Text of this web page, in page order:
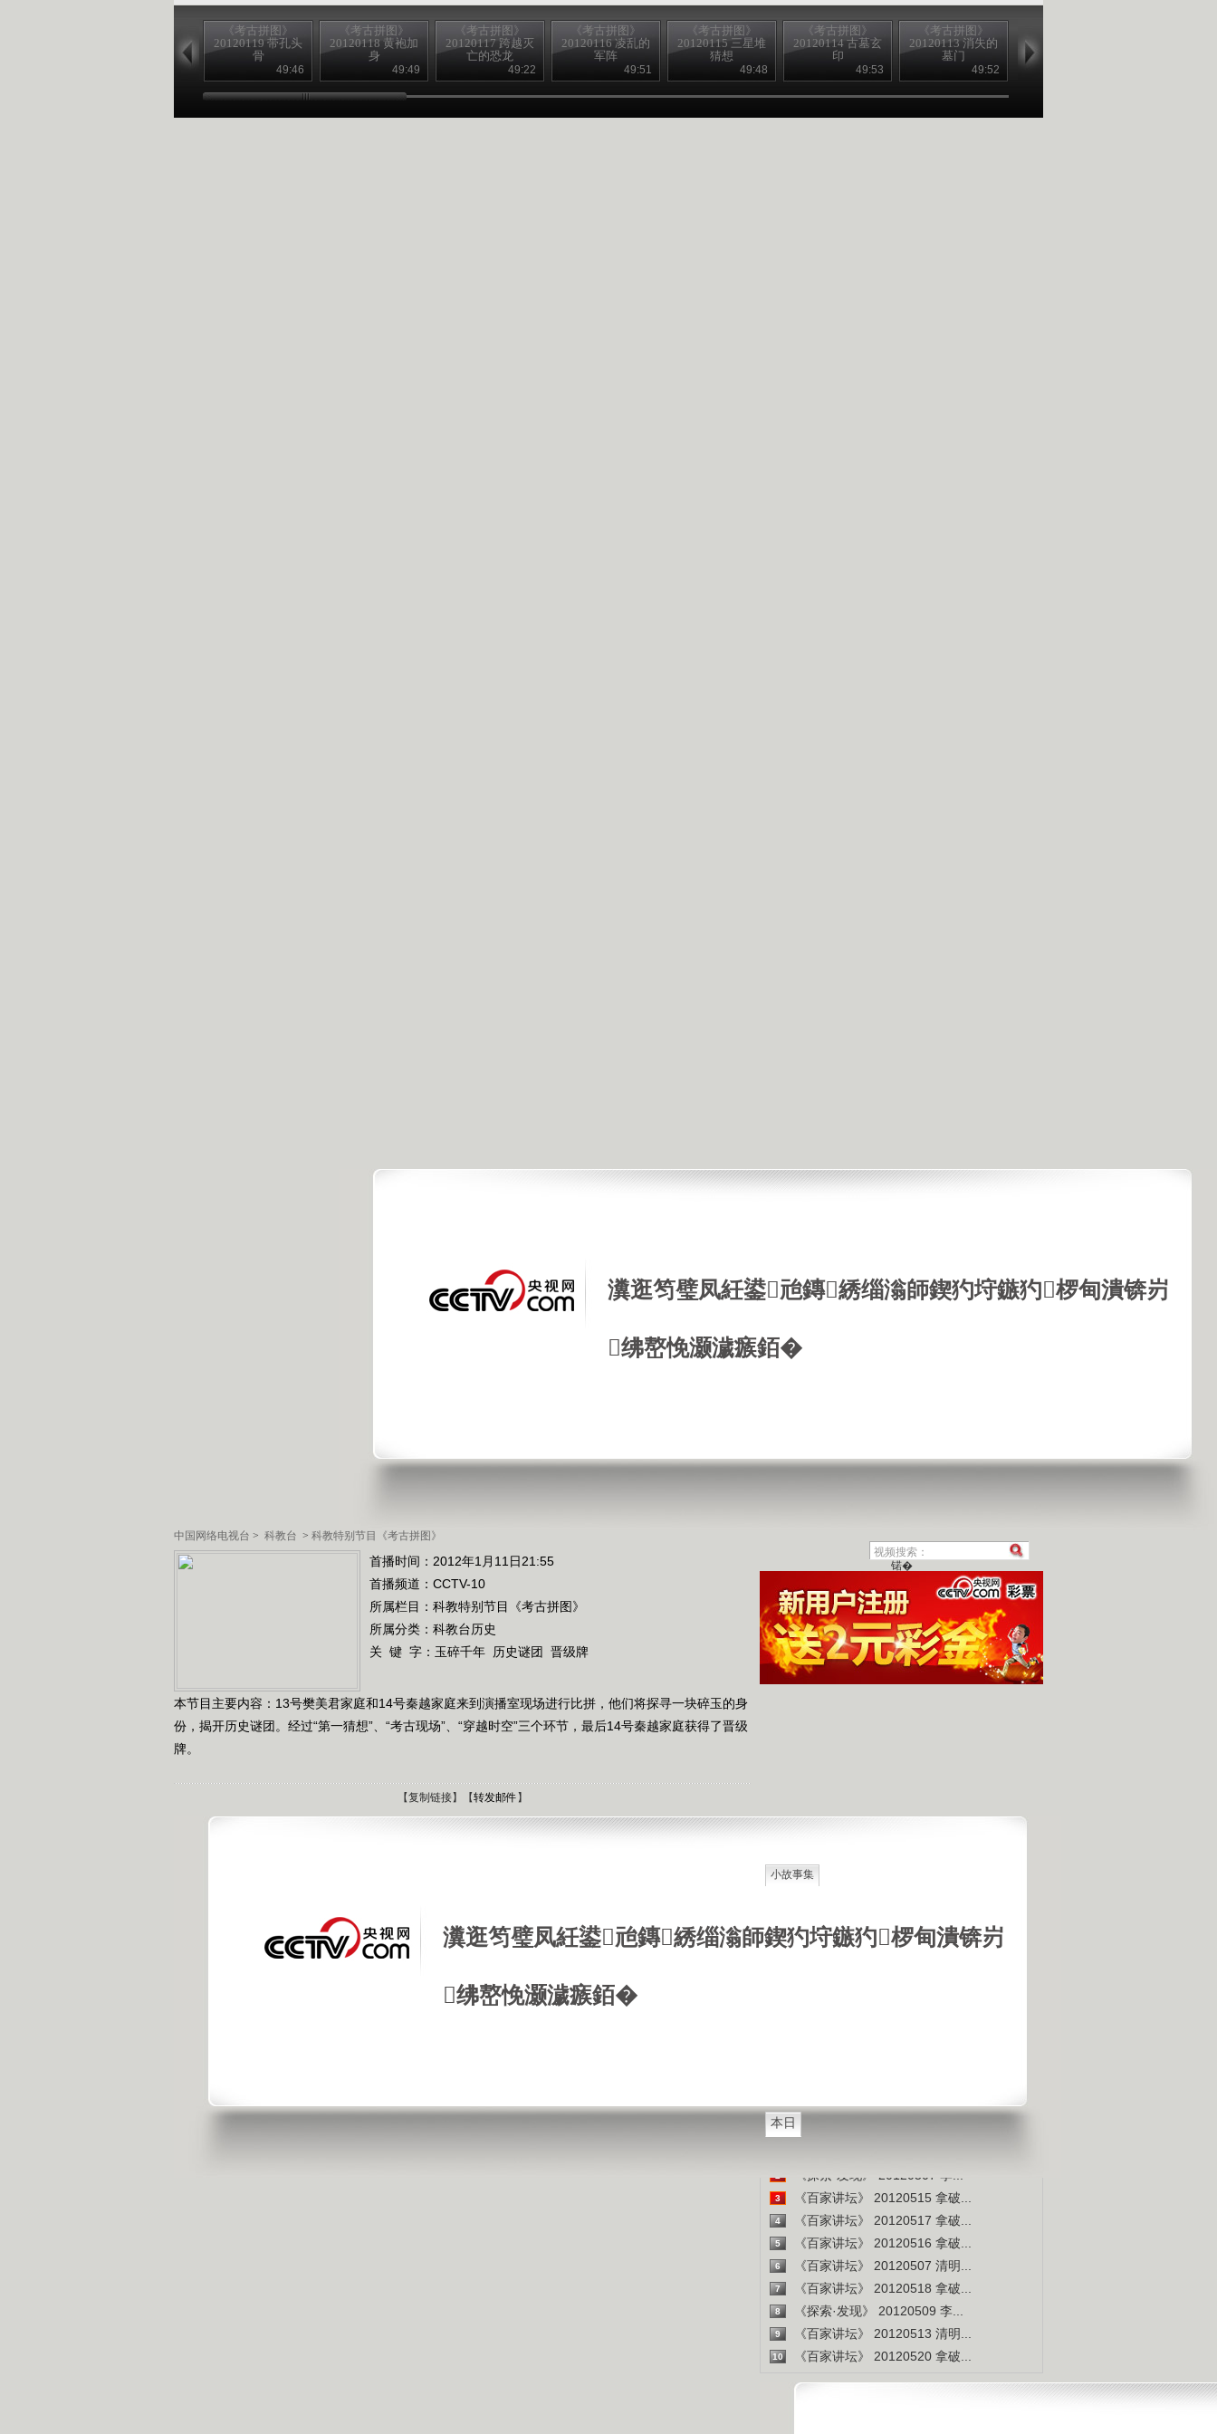
瀵逛笉璧凤紝鍙兘鏄綉缁滃師鍥犳垨鏃犳椤甸潰锛岃
绋嶅悗灏濊瘯銆�
中国网络电视台 > 科教台 > 科教特别节目《考古拼图》
《考古拼图》
20120119 带孔头
骨
49:46
《考古拼图》
20120118 黄袍加
身
49:49
《考古拼图》
20120117 跨越灭
亡的恐龙
49:22
《考古拼图》
20120116 凌乱的
军阵
49:51
《考古拼图》
20120115 三星堆
猜想
49:48
《考古拼图》
20120114 古墓玄
印
49:53
《考古拼图》
20120113 消失的
墓门
49:52
20120112 三个幼
首播时间：2012年1月11日21:55
首播频道： CCTV-10
所属栏目： 科教特别节目《考古拼图》
所属分类：科教台历史
关 键 字： 玉碎千年 历史谜团 晋级牌
本节目主要内容：13号樊美君家庭和14号秦越家庭来到演播室现场进行比拼，他们将探寻一块碎玉的身
份，揭开历史谜团。经过“第一猜想”、“考古现场”、“穿越时空”三个环节，最后14号秦越家庭获得了晋级
牌。
【复制链接】【转发邮件 】
瀵逛笉璧凤紝鍙兘鏄綉缁滃師鍥犳垨鏃犳椤甸潰锛岃
绋嶅悗灏濊瘯銆�
锘�
小故事集
德国牧羊犬和草原狼的新结合
选择牧羊犬和狼交配的原因
本日
《探索·发现》 20120507 李...
3 《百家讲坛》 20120515 拿破...
4 《百家讲坛》 20120517 拿破...
5 《百家讲坛》 20120516 拿破...
6 《百家讲坛》 20120507 清明...
7 《百家讲坛》 20120518 拿破...
8 《探索·发现》 20120509 李...
9 《百家讲坛》 20120513 清明...
10 《百家讲坛》 20120520 拿破...